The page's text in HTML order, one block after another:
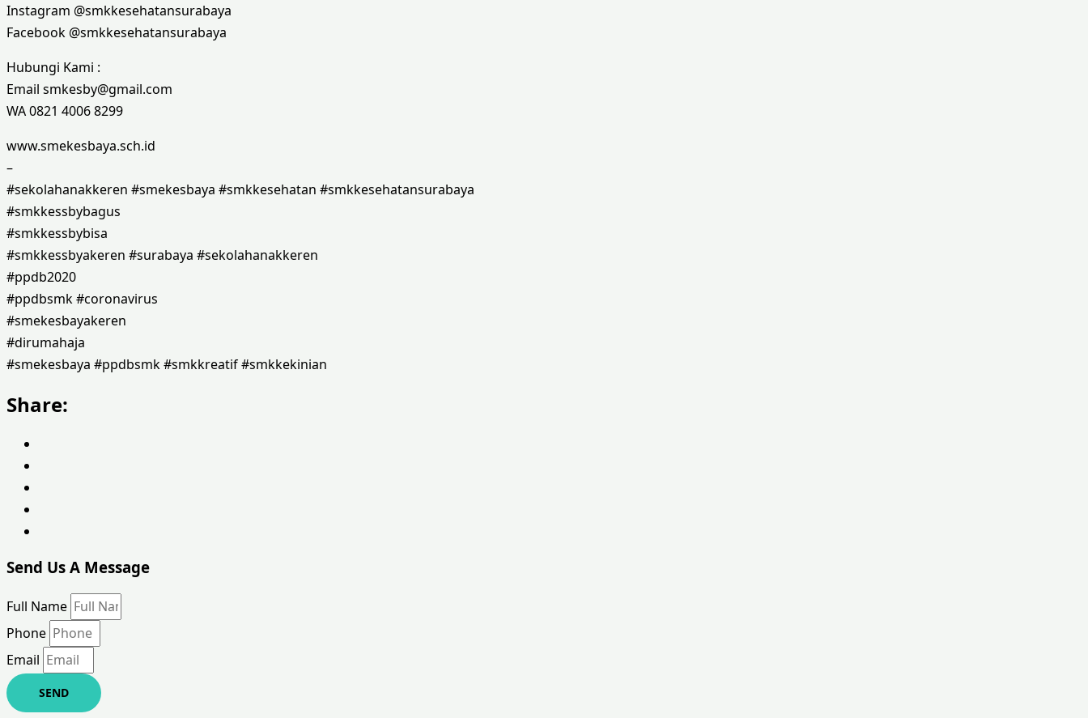
Instagram @smkkesehatansurabaya
Facebook @smkkesehatansurabaya
Hubungi Kami :
Email smkesby@gmail.com
WA 0821 4006 8299
www.smekesbaya.sch.id
–
#sekolahanakkeren #smekesbaya #smkkesehatan #smkkesehatansurabaya
#smkkessbybagus
#smkkessbybisa
#smkkessbyakeren #surabaya #sekolahanakkeren
#ppdb2020
#ppdbsmk #coronavirus
#smekesbayakeren
#dirumahaja
#smekesbaya #ppdbsmk #smkkreatif #smkkekinian
Share:
Send Us A Message
Full Name
Phone
Email
SEND